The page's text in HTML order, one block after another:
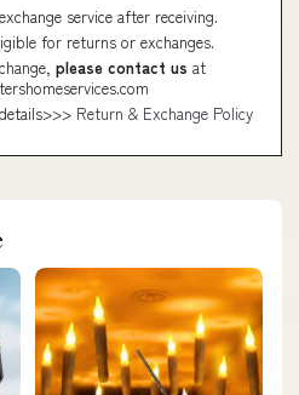
service after receiving.
for returns or exchanges.
please contact us at
Return & Exchange Policy